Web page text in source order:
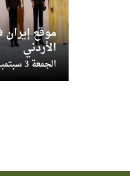
موقع
الأردني
الجمعة 3 سبتمبر 2021 - 12:23:04